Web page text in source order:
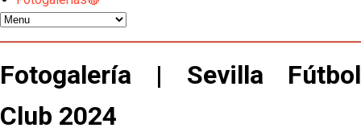
Vargas y Sow se incorporan al grupo en la sesión
del martes
Odysseas Vlachodimos: “El objetivo es mejorar la
temporada pasada”
El Sevilla FC empieza a inscribir a los nuevos
Fotogalería | Sevilla Fútbol
Club 2024